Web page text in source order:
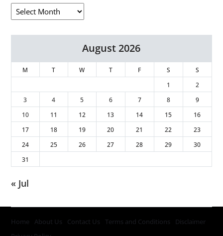
August 2026
M T W T F S
S
1
2
3
4 5 6 7 8
9
10
11 12 13 14 15
16
17
18 19 20 21 22
23
24
25 26 27 28 29
30
31
« Jul
Home About Us Contact Us Terms and Conditions
Disclaimer